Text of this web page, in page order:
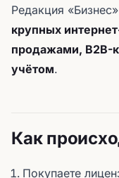
Редакция
крупных
продажами, B2B-
учётом.
Как
Покупаете